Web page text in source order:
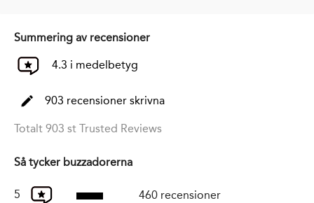
Summering av recensioner
4.3 i medelbetyg
903 recensioner skrivna
Totalt 903 st Trusted Reviews
Så tycker buzzadorerna
5 460 recensioner